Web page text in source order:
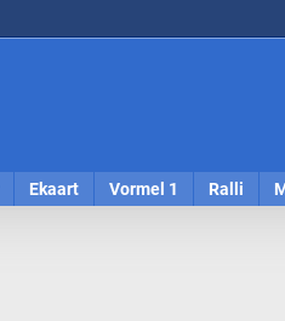
Ekaart Vormel 1 Ralli